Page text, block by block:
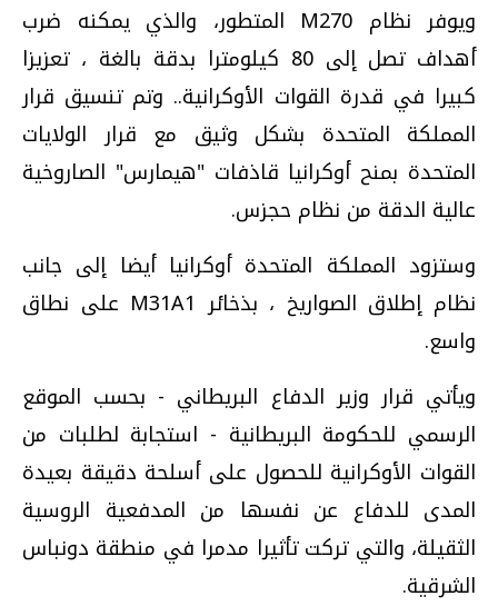
ويوفر نظام M270 المتطور، والذي يمكنه ضرب
أهداف تصل إلى 80 كيلومترا بدقة بالغة ، تعزيزا
كبيرا في قدرة القوات الأوكرانية.. وتم تنسيق قرار
المملكة المتحدة بشكل وثيق مع قرار الولايات
المتحدة بمنح أوكرانيا قاذفات "هيمارس" الصاروخية
عالية الدقة من نظام حجزس.
وستزود المملكة المتحدة أوكرانيا أيضا إلى جانب
نظام إطلاق الصواريخ ، بذخائر M31A1 على نطاق
واسع.
ويأتي قرار وزير الدفاع البريطاني - بحسب الموقع
الرسمي للحكومة البريطانية - استجابة لطلبات من
القوات الأوكرانية للحصول على أسلحة دقيقة بعيدة
المدى للدفاع عن نفسها من المدفعية الروسية
الثقيلة، والتي تركت تأثيرا مدمرا في منطقة دونباس
الشرقية.